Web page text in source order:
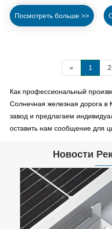
Посмотреть больше >>
« 1 2
Как профессиональный
Солнечная железная дорога в
завод и предлагаем
оставить нам сообщение для
Новости